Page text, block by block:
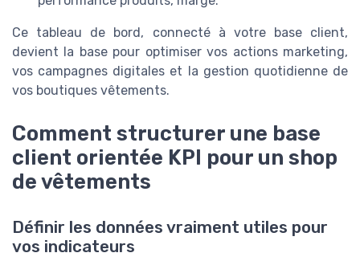
Ce tableau de bord, connecté à votre base client,
devient la base pour optimiser vos actions marketing,
vos campagnes digitales et la gestion quotidienne de
vos boutiques vêtements.
Comment structurer une base
client orientée KPI pour un shop
de vêtements
Définir les données vraiment utiles pour
vos indicateurs